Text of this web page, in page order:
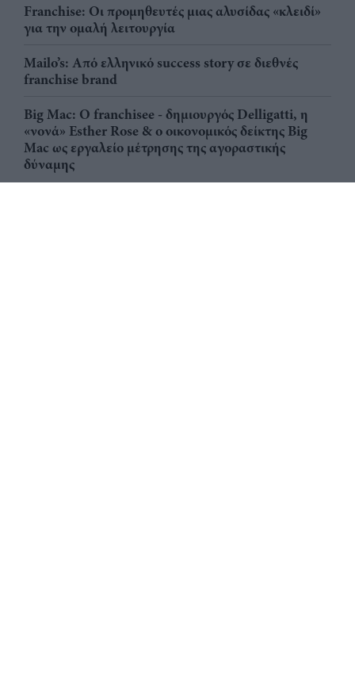
Franchise: Οι προμηθευτές μιας αλυσίδας «κλειδί»
για την ομαλή λειτουργία
Mailo’s: Από ελληνικό success story σε διεθνές
franchise brand
Big Mac: Ο franchisee - δημιουργός Delligatti, η
«νονά» Esther Rose & ο οικονομικός δείκτης Big
Mac ως εργαλείο μέτρησης της αγοραστικής
δύναμης